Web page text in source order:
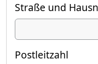
Straße und
Postleitzahl